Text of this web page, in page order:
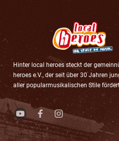
Hinter local heroes steckt der
heroes e.V., der seit über 30 Jahren
aller popularmusikalischen Stile